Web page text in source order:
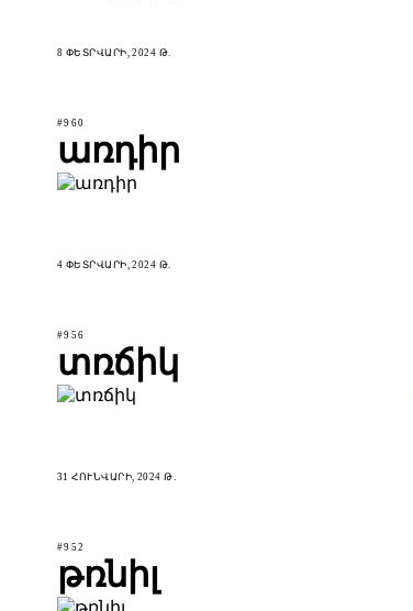
8 ՓԵՏՐՎԱՐԻ, 2024 Թ.
#960
առդիր
4 ՓԵՏՐՎԱՐԻ, 2024 Թ.
#956
տռճիկ
31 ՀՈՒՆՎԱՐԻ, 2024 Թ.
#952
թռնիլ